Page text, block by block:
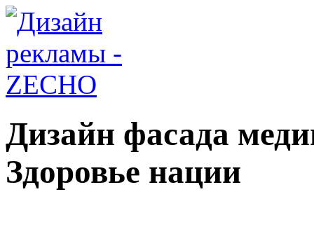
Дизайн фасада
Здоровье нации